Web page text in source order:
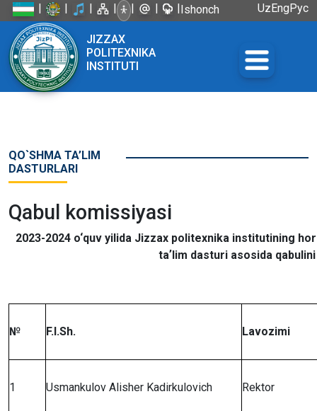
| | | | | | |Ishonch
UzEngРус
JIZZAX
POLITEXNIKA
INSTITUTI
QO`SHMA TA’LIM
DASTURLARI
Qabul komissiyasi
2023-2024 o‘quv yilida Jizzax politexnika institutining
taʼlim dasturi asosida
№ F.I.Sh. Lavozimi
1 Usmankulov Alisher Kadirkulovich Rektor